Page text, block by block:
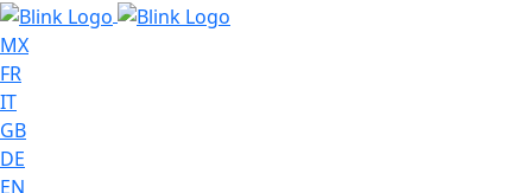
MX
FR
IT
GB
DE
EN